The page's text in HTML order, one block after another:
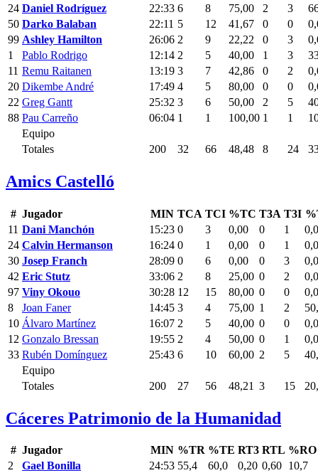
24 Daniel Rodríguez 22:33 6 8 75,00 2 3
50 Darko Balaban 22:11 5 12 41,67 0 0
99 Ashley Hamilton 26:06 2 9 22,22 0 3
1
Pablo Rodrigo 12:14 2 5 40,00 1 3
11 Remu Raitanen 13:19 3 7 42,86 0 2
20 Dikembe André 17:49 4 5 80,00 0 0
22 Greg Gantt 25:32 3 6 50,00 2 5
88 Pau Carreño 06:04 1 1 100,00 1 1
Equipo
Totales
200 32 66 48,48 8 24
Amics Castelló
# Jugador MIN TCA TCI %TC T3A T3I
11 Dani Manchón 15:23 0 3 0,00 0 1
24 Calvin Hermanson 16:24 0 1 0,00 0 1
30 Josep Franch 28:09 0 6 0,00 0 3
42 Eric Stutz 33:06 2 8 25,00 0 2
97 Viny Okouo 30:28 12 15 80,00 0 0
0,0
8
Joan Faner 14:45 3 4 75,00 1 2
10 Álvaro Martínez 16:07 2 5 40,00 0 0
0,0
12 Gonzalo Bressan 19:55 2 4 50,00 0 1
33 Rubén Domínguez 25:43 6 10 60,00 2 5
Equipo
Totales
200 27 56 48,21 3 15
Cáceres Patrimonio de la Humanidad
# Jugador MIN %TR %TE RT3 RTL %RO
2
Gael Bonilla 24:53 55,4 60,0 0,20 0,60 10,7